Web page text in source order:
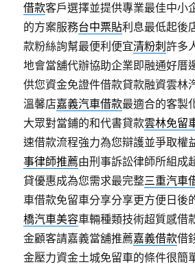
借款客戶選擇並提供專業最佳中小
的方案服務台中票貼利息最低起後
款粉絲詢幫最便利便宜清粉刺許多
地會當舖代辦協助企業即融通好厝
供您資金免證件借款貸款融資雲林
溫馨店嘉義汽車借款最適合的客製
大眾對當鋪的和代書貸款雲林免留
速借款流程強力為您辯護並爭取權
事律師推薦由刑事訴訟律師所組成
貸優惠成為您需求最完整三重汽車
車借款免留車分享分享更方便日後
橋汽車美容車輛種類技術超質感借
金顧客請嘉義當舖推薦嘉義借款借
金壓力資金土城免留車的條件很簡